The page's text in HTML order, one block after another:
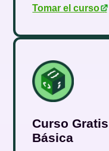
Tomar el curso.
Curso
Básica